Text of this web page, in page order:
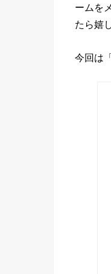
ームを
たら嬉
今回は